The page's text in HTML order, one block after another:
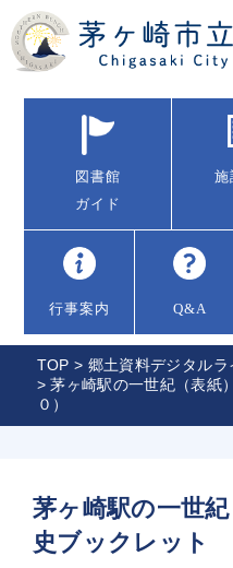
図書館
ガイド
施
行事案内 Q&A
TOP > 郷土資料デジタルラ
> 茅ヶ崎駅の一世紀（表紙
０）
茅ヶ崎駅の一世
史ブックレット